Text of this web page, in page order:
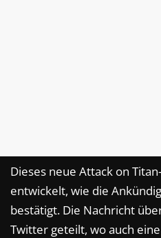
Dieses neue Attack on
entwickelt, wie die
bestätigt. Die Nachricht
Twitter geteilt, wo auch